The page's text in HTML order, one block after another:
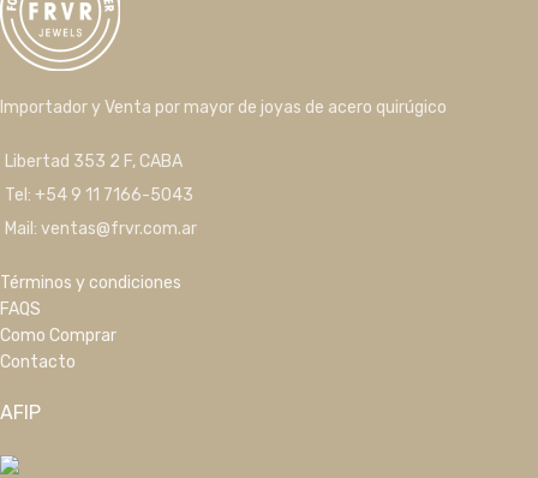
Importador y Venta por mayor de joyas de acero quirúgico
Libertad 353 2 F, CABA
Tel: +54 9 11 7166-5043
Mail: ventas@frvr.com.ar
Términos y condiciones
FAQS
Como Comprar
Contacto
AFIP